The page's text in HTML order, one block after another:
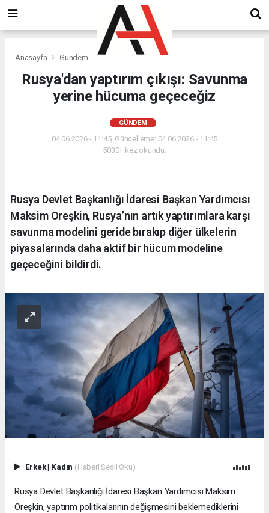
Anasayfa Gündem
Rusya'dan yaptırım çıkışı: Savunma
yerine hücuma geçeceğiz
GÜNDEM
04.06.2026 - 11:45, Güncelleme: 04.06.2026 - 11:45
5030+ kez okundu.
Rusya Devlet Başkanlığı İdaresi Başkan Yardımcısı
Maksim Oreşkin, Rusya’nın artık yaptırımlara karşı
savunma modelini geride bırakıp diğer ülkelerin
piyasalarında daha aktif bir hücum modeline
geçeceğini bildirdi.
Erkek| Kadın (Haberi Sesli Oku)
Rusya Devlet Başkanlığı İdaresi Başkan Yardımcısı Maksim
Oreşkin, yaptırım politikalarının değişmesini beklemediklerini